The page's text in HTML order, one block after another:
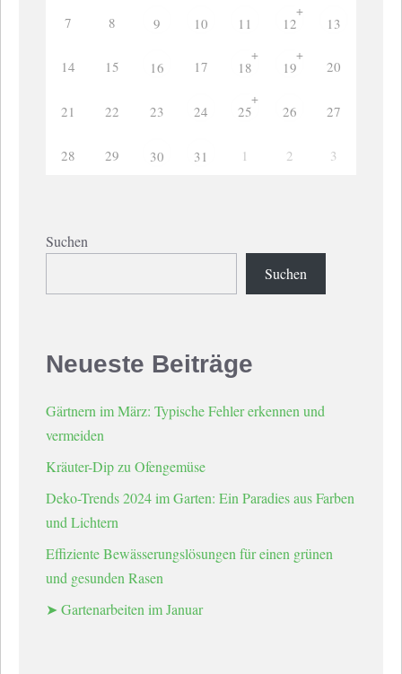
7 8 9 10 11 12
+
13
14 15 16 17 18
+
19
+
20
21 22 23 24 25
+
26 27
28 29 30 31 1 2 3
Suchen
Suchen
Neueste Beiträge
Gärtnern im März: Typische Fehler erkennen und
vermeiden
Kräuter-Dip zu Ofengemüse
Deko-Trends 2024 im Garten: Ein Paradies aus Farben
und Lichtern
Effiziente Bewässerungslösungen für einen grünen
und gesunden Rasen
➤ Gartenarbeiten im Januar